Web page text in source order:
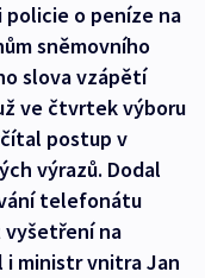
policie o peníze na
sněmovního
slova vzápětí
ve čtvrtek výboru
postup v
výrazů. Dodal
telefonátu
vyšetření na
i ministr vnitra Jan